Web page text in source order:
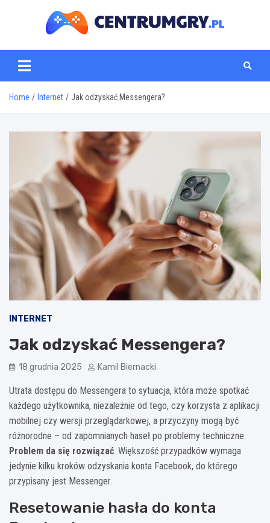
centrumgry.pl
Home Internet Jak odzyskać Messengera?
INTERNET
Jak odzyskać Messengera?
18 grudnia 2025 Kamil Biernacki
Utrata dostępu do Messengera to sytuacja, która może spotkać
każdego użytkownika, niezależnie od tego, czy korzysta z aplikacji
mobilnej czy wersji przeglądarkowej, a przyczyny mogą być
różnorodne – od zapomnianych haseł po problemy techniczne.
Problem da się rozwiązać. Większość przypadków wymaga
jedynie kilku kroków odzyskania konta Facebook, do którego
przypisany jest Messenger.
Resetowanie hasła do konta